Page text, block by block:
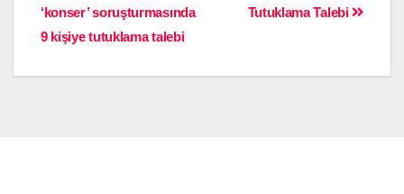
Tutuklama Talebi
‘konser’ soruşturmasında
9 kişiye tutuklama talebi